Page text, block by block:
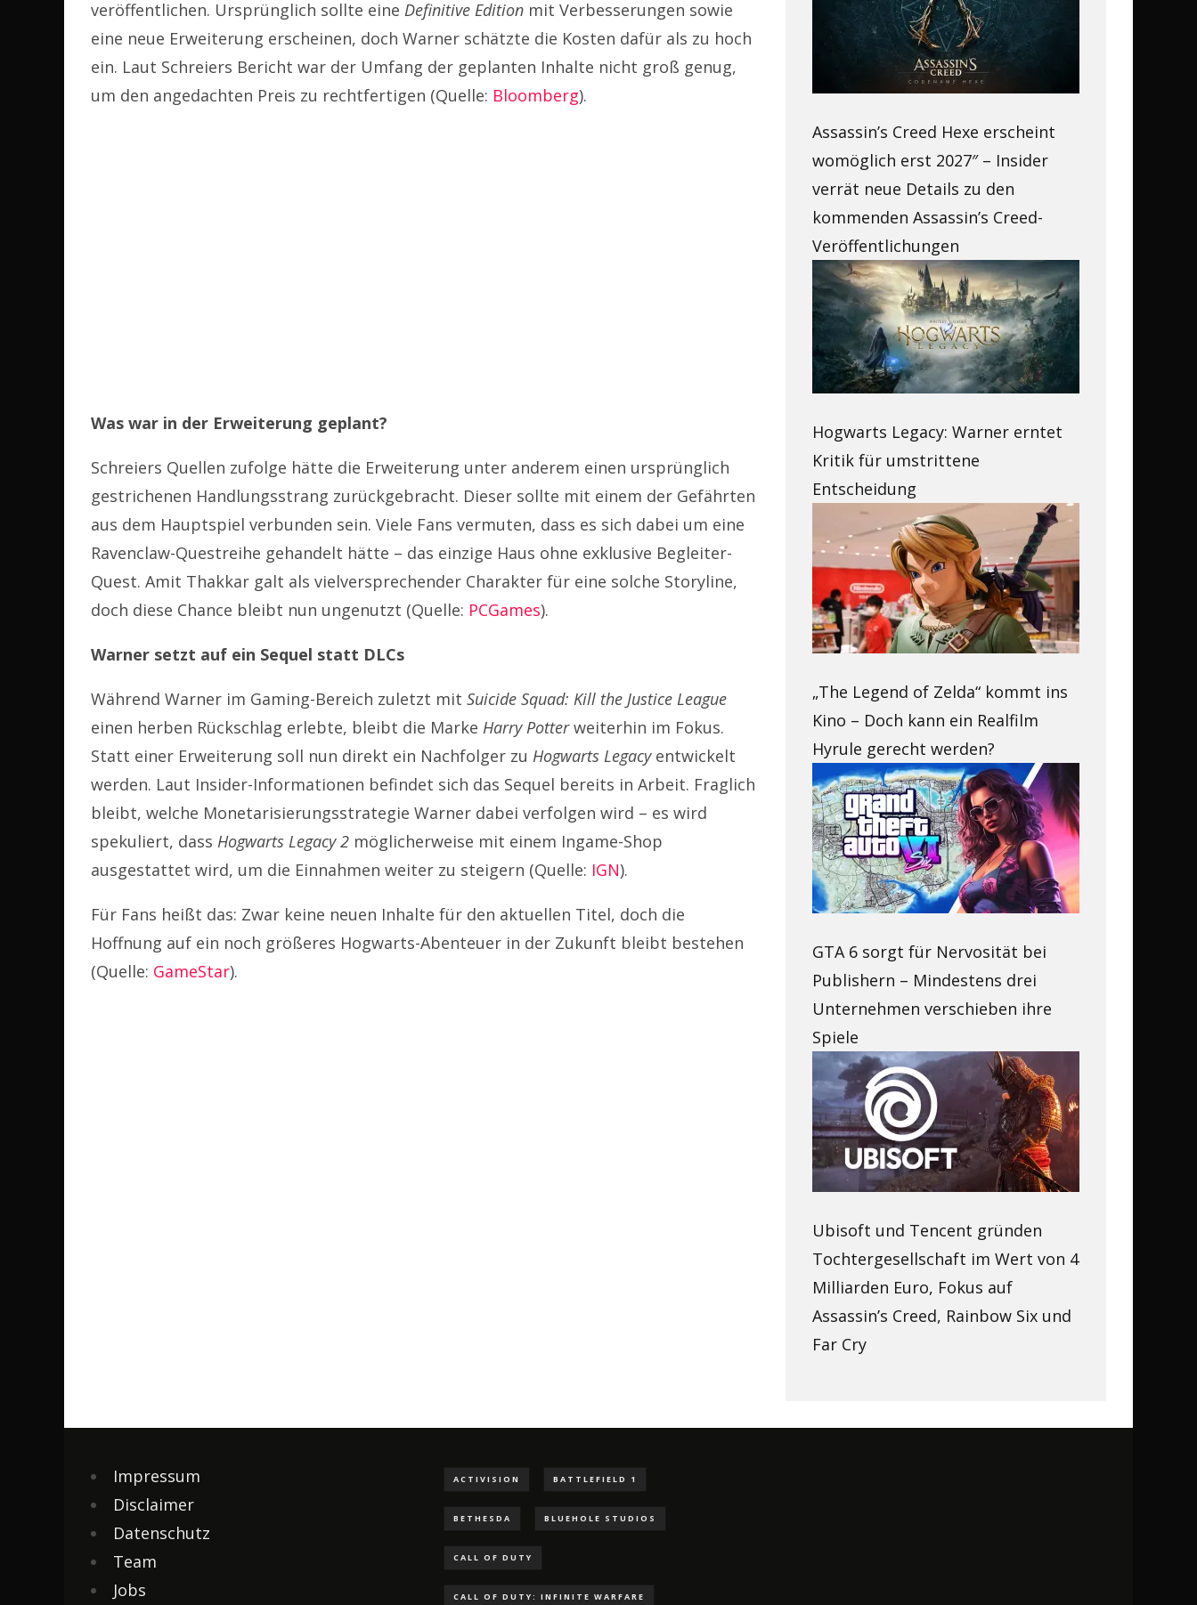
veröffentlichen. Ursprünglich sollte eine Definitive Edition mit Verbesserungen sowie
eine neue Erweiterung erscheinen, doch Warner schätzte die Kosten dafür als zu hoch
ein. Laut Schreiers Bericht war der Umfang der geplanten Inhalte nicht groß genug,
um den angedachten Preis zu rechtfertigen (Quelle: Bloomberg).
Was war in der Erweiterung geplant?
Schreiers Quellen zufolge hätte die Erweiterung unter anderem einen ursprünglich
gestrichenen Handlungsstrang zurückgebracht. Dieser sollte mit einem der Gefährten
aus dem Hauptspiel verbunden sein. Viele Fans vermuten, dass es sich dabei um eine
Ravenclaw-Questreihe gehandelt hätte – das einzige Haus ohne exklusive Begleiter-
Quest. Amit Thakkar galt als vielversprechender Charakter für eine solche Storyline,
doch diese Chance bleibt nun ungenutzt (Quelle: PCGames).
Warner setzt auf ein Sequel statt DLCs
Während Warner im Gaming-Bereich zuletzt mit Suicide Squad: Kill the Justice League
einen herben Rückschlag erlebte, bleibt die Marke Harry Potterweiterhin im Fokus.
Statt einer Erweiterung soll nun direkt ein Nachfolger zu Hogwarts Legacyentwickelt
werden. Laut Insider-Informationen befindet sich das Sequel bereits in Arbeit. Fraglich
bleibt, welche Monetarisierungsstrategie Warner dabei verfolgen wird – es wird
spekuliert, dass Hogwarts Legacy 2 möglicherweise mit einem Ingame-Shop
ausgestattet wird, um die Einnahmen weiter zu steigern (Quelle: IGN).
Für Fans heißt das: Zwar keine neuen Inhalte für den aktuellen Titel, doch die
Hoffnung auf ein noch größeres Hogwarts-Abenteuer in der Zukunft bleibt bestehen
(Quelle: GameStar).
Assassin’s Creed Hexe erscheint
womöglich erst 2027″ – Insider
verrät neue Details zu den
kommenden Assassin’s Creed-
Veröffentlichungen
Hogwarts Legacy: Warner erntet
Kritik für umstrittene
Entscheidung
„The Legend of Zelda“ kommt ins
Kino – Doch kann ein Realfilm
Hyrule gerecht werden?
GTA 6 sorgt für Nervosität bei
Publishern – Mindestens drei
Unternehmen verschieben ihre
Spiele
Ubisoft und Tencent gründen
Tochtergesellschaft im Wert von 4
Milliarden Euro, Fokus auf
Assassin’s Creed, Rainbow Six und
Far Cry
Impressum
Disclaimer
Datenschutz
Team
Jobs
ACTIVISION BATTLEFIELD 1
BETHESDA BLUEHOLE STUDIOS
CALL OF DUTY
CALL OF DUTY: INFINITE WARFARE